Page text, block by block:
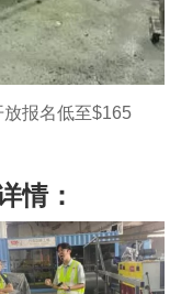
报名低至$165
情：